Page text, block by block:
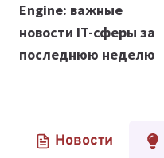
записям
Engine: важные
новости IT-сферы за
последнюю неделю
Новости